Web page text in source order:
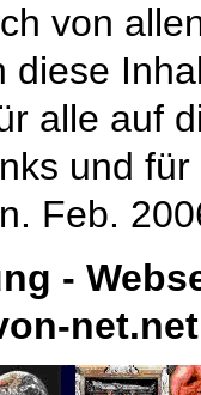
von
diese
alle auf
und
Feb.
-
net.net